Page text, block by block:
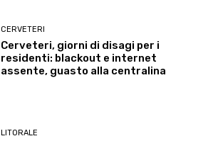
CERVETERI
Cerveteri, giorni di disagi per i
residenti: blackout e internet
assente, guasto alla centralina
LITORALE